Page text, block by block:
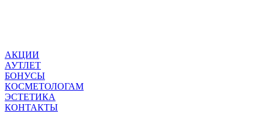
АКЦИИ
АУТЛЕТ
БОНУСЫ
КОСМЕТОЛОГАМ
ЭСТЕТИКА
КОНТАКТЫ